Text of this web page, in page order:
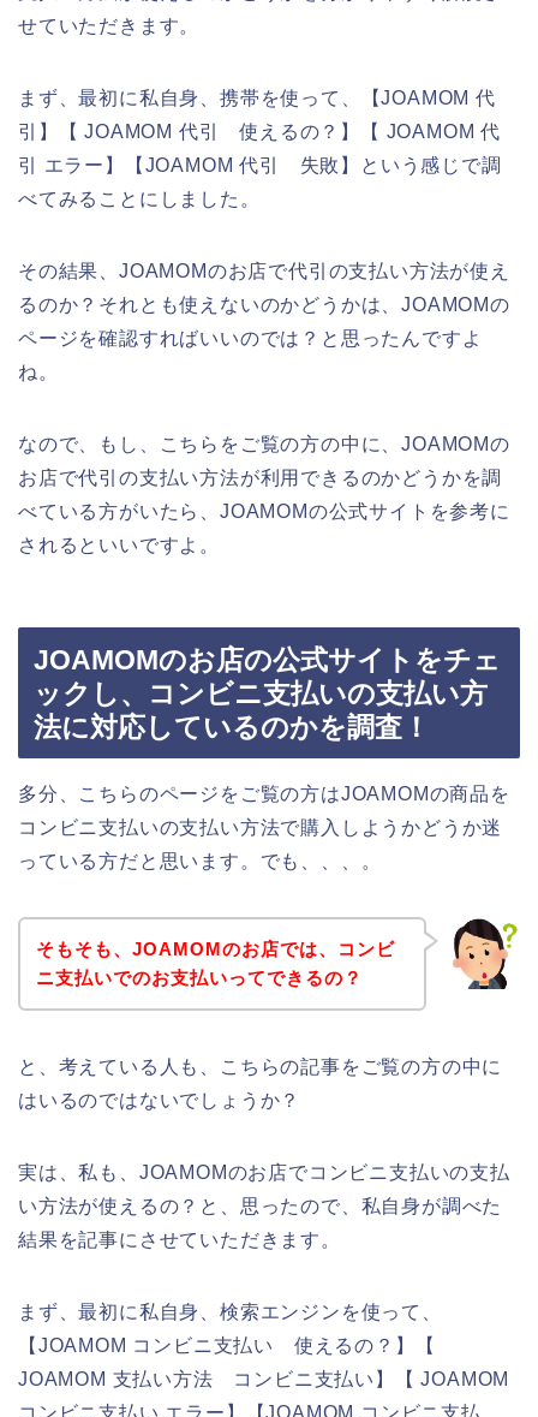
せていただきます。
まず、最初に私自身、携帯を使って、【JOAMOM 代
引】【 JOAMOM 代引 使えるの？】【 JOAMOM 代
引 エラー】【JOAMOM 代引 失敗】という感じで調
べてみることにしました。
その結果、JOAMOMのお店で代引の支払い方法が使え
るのか？それとも使えないのかどうかは、JOAMOMの
ページを確認すればいいのでは？と思ったんですよ
ね。
なので、もし、こちらをご覧の方の中に、JOAMOMの
お店で代引の支払い方法が利用できるのかどうかを調
べている方がいたら、JOAMOMの公式サイトを参考に
されるといいですよ。
JOAMOMのお店の公式サイトをチェ
ックし、コンビニ支払いの支払い方
法に対応しているのかを調査！
多分、こちらのページをご覧の方はJOAMOMの商品を
コンビニ支払いの支払い方法で購入しようかどうか迷
っている方だと思います。でも、、、。
そもそも、JOAMOMのお店では、コンビ
ニ支払いでのお支払いってできるの？
と、考えている人も、こちらの記事をご覧の方の中に
はいるのではないでしょうか？
実は、私も、JOAMOMのお店でコンビニ支払いの支払
い方法が使えるの？と、思ったので、私自身が調べた
結果を記事にさせていただきます。
まず、最初に私自身、検索エンジンを使って、
【JOAMOM コンビニ支払い 使えるの？】【
JOAMOM 支払い方法 コンビニ支払い】【 JOAMOM
コンビニ支払い エラー】【JOAMOM コンビニ支払